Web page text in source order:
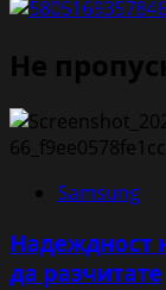
Не
Samsung
Надеждност
да разчитате